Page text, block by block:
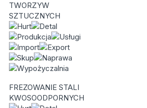
TWORZYW
SZTUCZNYCH
FREZOWANIE STALI
KWOSOODPORNYCH